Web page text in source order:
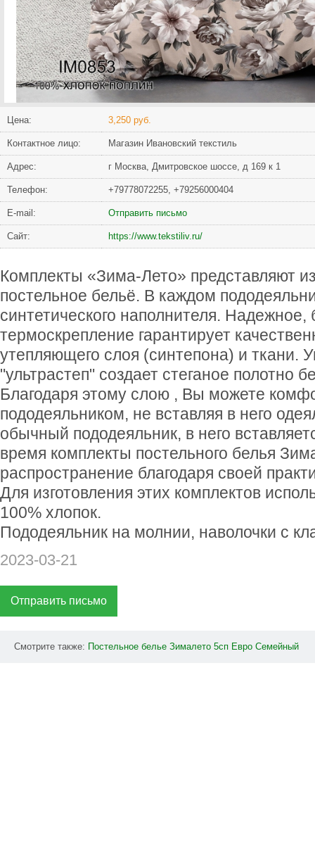
Цена: 3,250 руб.
Контактное лицо: Магазин Ивановский текстиль
Адрес: г Москва, Дмитровское шоссе, д 169 к 1
Телефон: +79778072255, +79256000404
Е-mail: Отправить письмо
Сайт: https://www.tekstiliv.ru/
Комплекты «Зима-Лето» представляют
постельное бельё. В каждом
синтетического наполнителя. Надежное,
термоскрепление гарантирует
утепляющего слоя (синтепона) и ткани.
"ультрастеп" создает стеганое полотно
Благодаря этому слою , Вы можете
пододеяльником, не вставляя в него
обычный пододеяльник, в него
время комплекты постельного белья
распространение благодаря своей
Для изготовления этих комплектов
100% хлопок.
Пододеяльник на молнии, наволочки с
2023-03-21
Отправить письмо
Смотрите также: Постельное белье Зималето 5сп Евро Семейный